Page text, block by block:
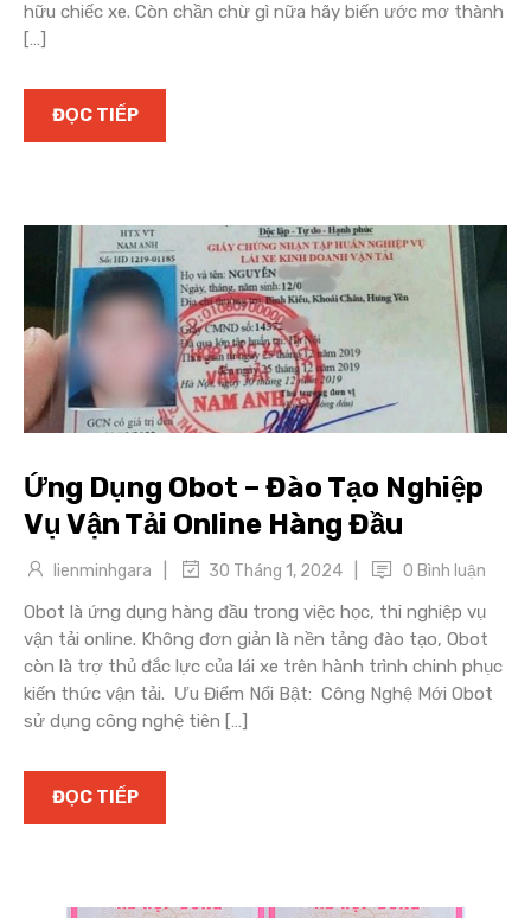
hữu chiếc xe. Còn chần chừ gì nữa hãy biến ước mơ thành
[…]
ĐỌC TIẾP
Ứng Dụng Obot – Đào Tạo Nghiệp
Vụ Vận Tải Online Hàng Đầu
lienminhgara 30 Tháng 1, 2024 0 Bình luận
Obot là ứng dụng hàng đầu trong việc học, thi nghiệp vụ
vận tải online. Không đơn giản là nền tảng đào tạo, Obot
còn là trợ thủ đắc lực của lái xe trên hành trình chinh phục
kiến thức vận tải. Ưu Điểm Nổi Bật: Công Nghệ Mới Obot
sử dụng công nghệ tiên […]
ĐỌC TIẾP